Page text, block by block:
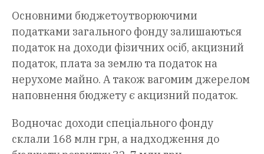
Основними бюджетоутворюючими
податками загального фонду залишаються
податок на доходи фізичних осіб, акцизний
податок, плата за землю та податок на
нерухоме майно. А також вагомим джерелом
наповнення бюджету є акцизний податок.
Водночас доходи спеціального фонду
склали 168 млн грн, а надходження до